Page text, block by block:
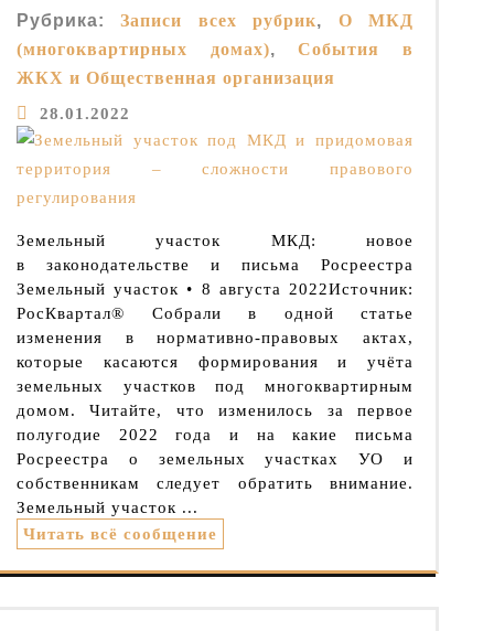
Рубрика:Записи всех рубрик, О МКД
(многоквартирных домах),События в
ЖКХ и Общественная организация
28.01.2022
Земельный участок МКД: новое
в законодательстве и письма Росреестра
Земельный участок • 8 августа 2022Источник:
РосКвартал® Собрали в одной статье
изменения в нормативно-правовых актах,
которые касаются формирования и учёта
земельных участков под многоквартирным
домом. Читайте, что изменилось за первое
полугодие 2022 года и на какие письма
Росреестра о земельных участках УО и
собственникам следует обратить внимание.
Земельный участок ...
Читать всё сообщение